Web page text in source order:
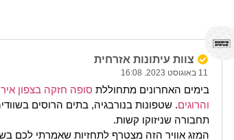
צוות עיתונות אזרחית
11 באוגוסט 2023. 16:08
בימים האחרונים מתחוללת סופה חזקה בצפון
והרוגים. שטפונות בנורבגיה, בתים הרוסים
תחבורה שניזוקו קשות.
המזג אוויר הזה מצטרף לתחזיות שאמרתי לכם